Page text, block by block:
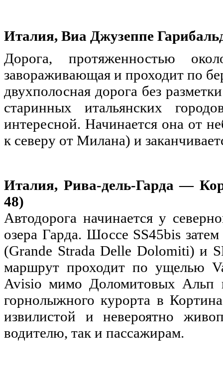
Италия, Виа Джузеппе
Дорога, протяженностью
завораживающая и проходит по
двухполосная дорога без
старинных итальянских
интересной. Начинается она от
к северу от Милана) и
Италия, Рива-дель-Гарда —
48)
Автодорога начинается у
озера Гарда. Шоссе SS45bis
(Grande Strada Delle Dolomiti) и
маршрут проходит по ущелью
Avisio мимо Доломитовых Альп
горнолыжного курорта в
извилистой и невероятно
водителю, так и пассажирам.